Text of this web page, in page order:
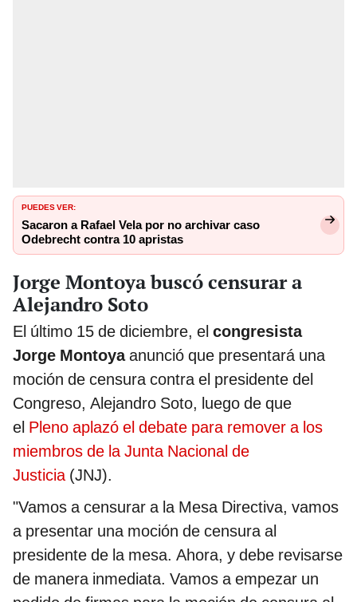
PUEDES VER:
Sacaron a Rafael Vela por no archivar caso
Odebrecht contra 10 apristas
Jorge Montoya buscó censurar a
Alejandro Soto
El último 15 de diciembre, el congresista
Jorge Montoyaanunció que presentará una
moción de censura contra el presidente del
Congreso, Alejandro Soto, luego de que
el Pleno aplazó el debate para remover a los
miembros de la Junta Nacional de
Justicia(JNJ).
"Vamos a censurar a la Mesa Directiva, vamos
a presentar una moción de censura al
presidente de la mesa. Ahora, y debe revisarse
de manera inmediata. Vamos a empezar un